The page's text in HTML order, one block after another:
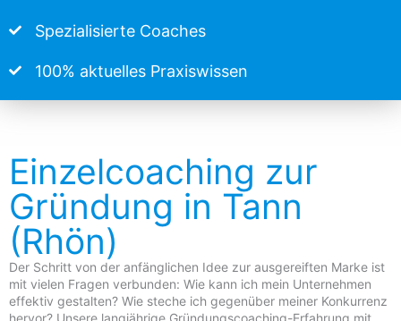
Spezialisierte Coaches
100% aktuelles Praxiswissen
Einzelcoaching zur
Gründung in Tann
(Rhön)
Der Schritt von der anfänglichen Idee zur ausgereiften Marke ist
mit vielen Fragen verbunden: Wie kann ich mein Unternehmen
effektiv gestalten? Wie steche ich gegenüber meiner Konkurrenz
hervor? Unsere langjährige Gründungscoaching-Erfahrung mit